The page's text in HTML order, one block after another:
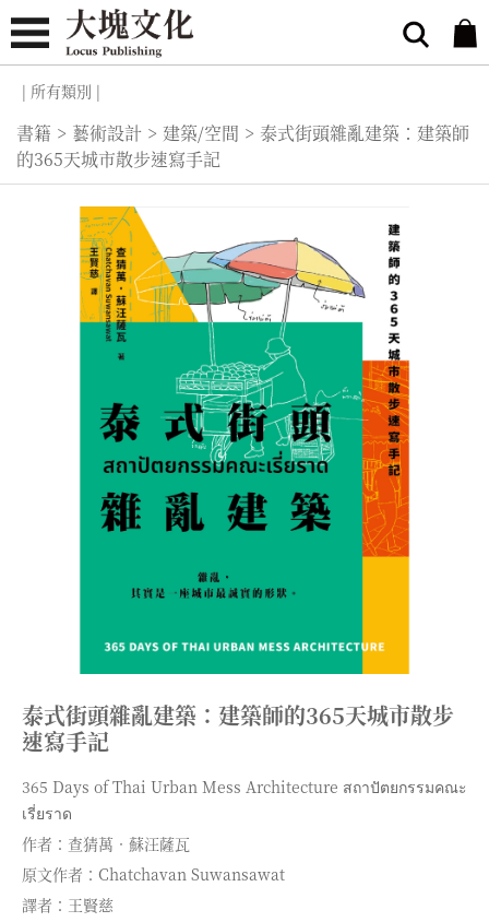
| 所有類別 |
書籍 > 藝術設計 > 建築/空間 > 泰式街頭雜亂建築：建築師
的365天城市散步速寫手記
泰式街頭雜亂建築：建築師的365天城市散步
速寫手記
365 Days of Thai Urban Mess Architecture สถาปัตยกรรมคณะ
เรี่ยราด
作者：查猜萬．蘇汪薩瓦
原文作者：Chatchavan Suwansawat
譯者：王賢慈